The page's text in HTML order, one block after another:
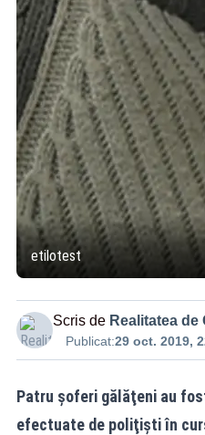
etilotest
Scris de Realitatea de
Publicat:29 oct. 2019,
Patru şoferi gălăţeni au
efectuate de poliţişti în